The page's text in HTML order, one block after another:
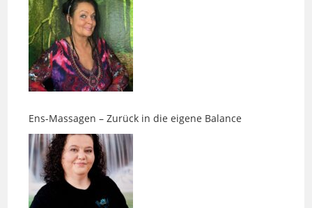
Ens-Massagen – Zurück in die eigene Balance